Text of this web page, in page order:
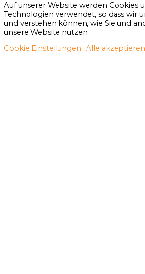
Auf unserer Website werden Cookies
Technologien verwendet, so dass wir
und verstehen können, wie Sie und
unsere Website nutzen.
Cookie Einstellungen
Alle akzeptieren